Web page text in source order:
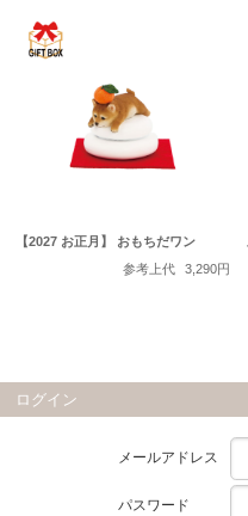
【2027 お正月】 おもちだワン
参考上代
3,290円
ログイン
メールアドレス
パスワード